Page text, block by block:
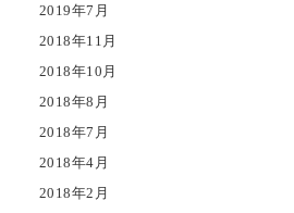
2019年7月
2018年11月
2018年10月
2018年8月
2018年7月
2018年4月
2018年2月